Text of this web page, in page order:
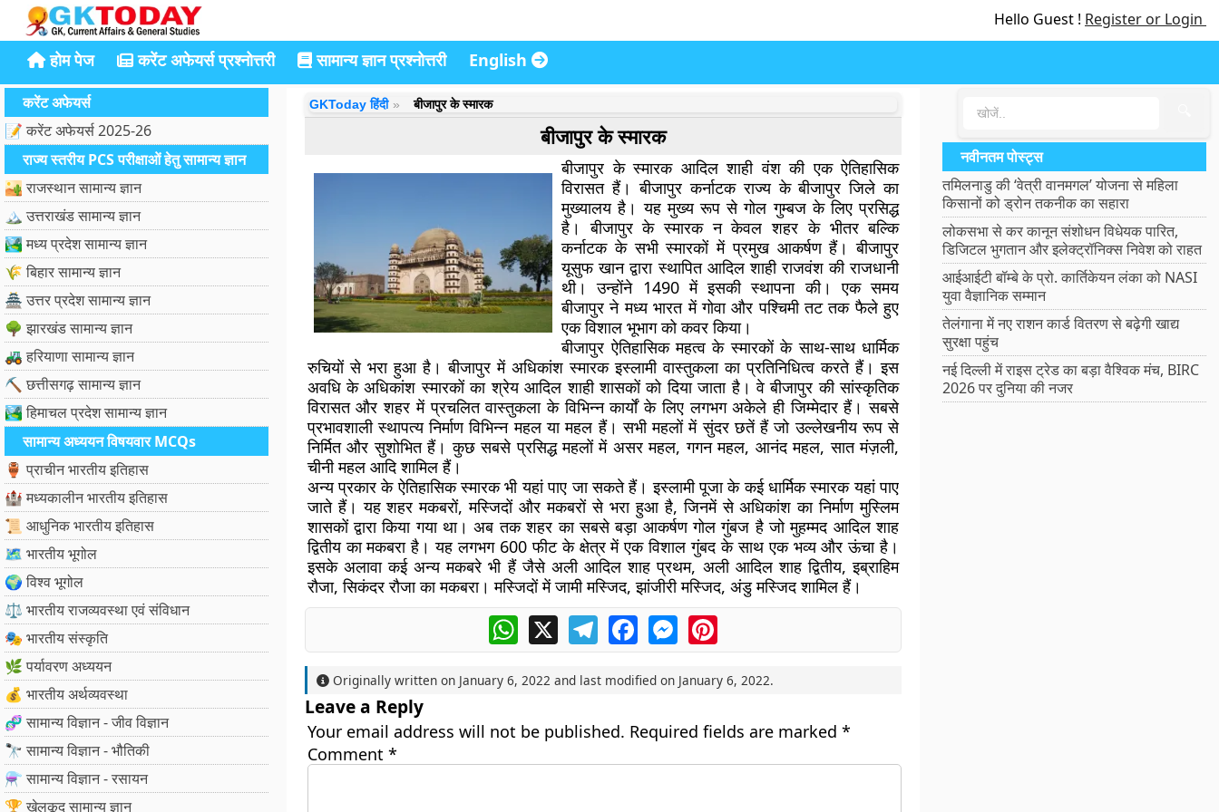
Hello Guest ! Register or Login
होम पेज करेंट अफेयर्स प्रश्नोत्तरी सामान्य ज्ञान प्रश्नोत्तरी English
करेंट अफेयर्स
📝 करेंट अफेयर्स 2025-26
राज्य स्तरीय PCS परीक्षाओं हेतु सामान्य ज्ञान
🏜️ राजस्थान सामान्य ज्ञान
🏔️ उत्तराखंड सामान्य ज्ञान
🏞️ मध्य प्रदेश सामान्य ज्ञान
🌾 बिहार सामान्य ज्ञान
🏯 उत्तर प्रदेश सामान्य ज्ञान
🌳 झारखंड सामान्य ज्ञान
🚜 हरियाणा सामान्य ज्ञान
⛏️ छत्तीसगढ़ सामान्य ज्ञान
🏞️ हिमाचल प्रदेश सामान्य ज्ञान
सामान्य अध्ययन विषयवार MCQs
🏺 प्राचीन भारतीय इतिहास
🏰 मध्यकालीन भारतीय इतिहास
📜 आधुनिक भारतीय इतिहास
🗺️ भारतीय भूगोल
🌍 विश्व भूगोल
⚖️ भारतीय राजव्यवस्था एवं संविधान
🎭 भारतीय संस्कृति
🌿 पर्यावरण अध्ययन
💰 भारतीय अर्थव्यवस्था
🧬 सामान्य विज्ञान - जीव विज्ञान
🔭 सामान्य विज्ञान - भौतिकी
⚗️ सामान्य विज्ञान - रसायन
🏆 खेलकूद सामान्य ज्ञान
GKToday हिंदी बीजापुर के स्मारक
बीजापुर के स्मारक
बीजापुर के स्मारक आदिल शाही वंश की एक ऐतिहासिक
विरासत हैं। बीजापुर कर्नाटक राज्य के बीजापुर जिले का
मुख्यालय है। यह मुख्य रूप से गोल गुम्बज के लिए प्रसिद्ध
है। बीजापुर के स्मारक न केवल शहर के भीतर बल्कि
कर्नाटक के सभी स्मारकों में प्रमुख आकर्षण हैं। बीजापुर
यूसुफ खान द्वारा स्थापित आदिल शाही राजवंश की राजधानी
थी। उन्होंने 1490 में इसकी स्थापना की। एक समय
बीजापुर ने मध्य भारत में गोवा और पश्चिमी तट तक फैले हुए
एक विशाल भूभाग को कवर किया।
बीजापुर ऐतिहासिक महत्व के स्मारकों के साथ-साथ धार्मिक
रुचियों से भरा हुआ है। बीजापुर में अधिकांश स्मारक इस्लामी वास्तुकला का प्रतिनिधित्व करते हैं। इस
अवधि के अधिकांश स्मारकों का श्रेय आदिल शाही शासकों को दिया जाता है। वे बीजापुर की सांस्कृतिक
विरासत और शहर में प्रचलित वास्तुकला के विभिन्न कार्यों के लिए लगभग अकेले ही जिम्मेदार हैं। सबसे
प्रभावशाली स्थापत्य निर्माण विभिन्न महल या महल हैं। सभी महलों में सुंदर छतें हैं जो उल्लेखनीय रूप से
निर्मित और सुशोभित हैं। कुछ सबसे प्रसिद्ध महलों में असर महल, गगन महल, आनंद महल, सात मंज़ली,
चीनी महल आदि शामिल हैं।
अन्य प्रकार के ऐतिहासिक स्मारक भी यहां पाए जा सकते हैं। इस्लामी पूजा के कई धार्मिक स्मारक यहां पाए
जाते हैं। यह शहर मकबरों, मस्जिदों और मकबरों से भरा हुआ है, जिनमें से अधिकांश का निर्माण मुस्लिम
शासकों द्वारा किया गया था। अब तक शहर का सबसे बड़ा आकर्षण गोल गुंबज है जो मुहम्मद आदिल शाह
द्वितीय का मकबरा है। यह लगभग 600 फीट के क्षेत्र में एक विशाल गुंबद के साथ एक भव्य और ऊंचा है।
इसके अलावा कई अन्य मकबरे भी हैं जैसे अली आदिल शाह प्रथम, अली आदिल शाह द्वितीय, इब्राहिम
रौजा, सिकंदर रौजा का मकबरा। मस्जिदों में जामी मस्जिद, झांजीरी मस्जिद, अंडु मस्जिद शामिल हैं।
WhatsApp
X TelegramFacebookMessengerPinterest
Originally written on January 6, 2022 and last modified on January 6, 2022.
Leave a Reply
Your email address will not be published. Required fields are marked *
Comment *
नवीनतम पोस्ट्स
तमिलनाडु की ‘वेत्री वानमगल’ योजना से महिला
किसानों को ड्रोन तकनीक का सहारा
लोकसभा से कर कानून संशोधन विधेयक पारित,
डिजिटल भुगतान और इलेक्ट्रॉनिक्स निवेश को राहत
आईआईटी बॉम्बे के प्रो. कार्तिकेयन लंका को NASI
युवा वैज्ञानिक सम्मान
तेलंगाना में नए राशन कार्ड वितरण से बढ़ेगी खाद्य
सुरक्षा पहुंच
नई दिल्ली में राइस ट्रेड का बड़ा वैश्विक मंच, BIRC
2026 पर दुनिया की नजर